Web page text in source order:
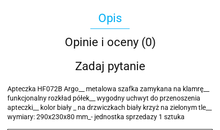
Opis
Opinie i oceny (0)
Zadaj pytanie
Apteczka HF072B Argo__ metalowa szafka zamykana na klamrę__
funkcjonalny rozkład półek__ wygodny uchwyt do przenoszenia
apteczki__ kolor biały _ na drzwiczkach biały krzyż na zielonym tle__
wymiary: 290x230x80 mm_- jednostka sprzedazy 1 sztuka